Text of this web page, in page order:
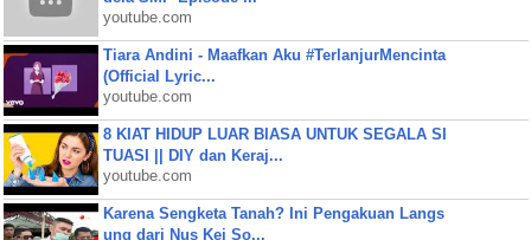
youtube.com
Tiara Andini - Maafkan Aku #TerlanjurMencinta
(Official Lyric...
youtube.com
8 KIAT HIDUP LUAR BIASA UNTUK SEGALA SI
TUASI || DIY dan Keraj...
youtube.com
Karena Sengketa Tanah? Ini Pengakuan Langs
ung dari Nus Kei So...